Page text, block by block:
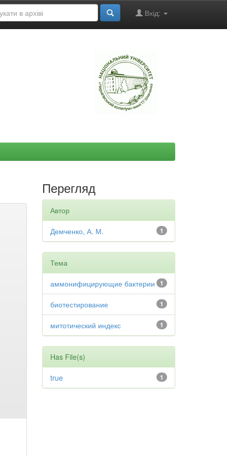
Вхід:
Перегляд
Автор
1
Демченко, А. М.
Тема
1
аммонифицирующие бактерии
1
биотестирование
1
митотический индекс
Has File(s)
1
true